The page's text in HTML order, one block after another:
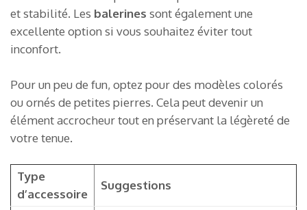
et stabilité. Les balerines sont également une
excellente option si vous souhaitez éviter tout
inconfort.
Pour un peu de fun, optez pour des modèles colorés
ou ornés de petites pierres. Cela peut devenir un
élément accrocheur tout en préservant la légèreté de
votre tenue.
Type
d’accessoire
Suggestions